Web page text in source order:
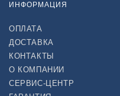
ИНФОРМАЦИЯ
ОПЛАТА
ДОСТАВКА
КОНТАКТЫ
О КОМПАНИИ
СЕРВИС-ЦЕНТР